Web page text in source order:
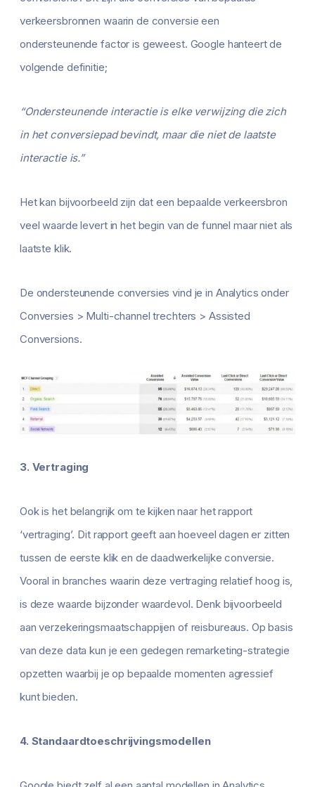
verkeersbronnen waarin de conversie een
ondersteunende factor is geweest. Google hanteert de
volgende definitie;
“Ondersteunende interactie is elke verwijzing die zich
in het conversiepad bevindt, maar die niet de laatste
interactie is.”
Het kan bijvoorbeeld zijn dat een bepaalde verkeersbron
veel waarde levert in het begin van de funnel maar niet als
laatste klik.
De ondersteunende conversies vind je in Analytics onder
Conversies > Multi-channel trechters > Assisted
Conversions.
3. Vertraging
Ook is het belangrijk om te kijken naar het rapport
‘vertraging’. Dit rapport geeft aan hoeveel dagen er zitten
tussen de eerste klik en de daadwerkelijke conversie.
Vooral in branches waarin deze vertraging relatief hoog is,
is deze waarde bijzonder waardevol. Denk bijvoorbeeld
aan verzekeringsmaatschappijen of reisbureaus. Op basis
van deze data kun je een gedegen remarketing-strategie
opzetten waarbij je op bepaalde momenten agressief
kunt bieden.
4. Standaardtoeschrijvingsmodellen